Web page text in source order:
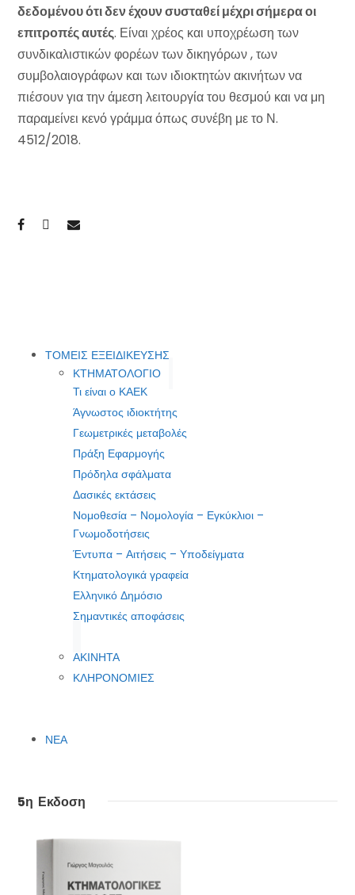
δεδομένου ότι δεν έχουν συσταθεί μέχρι σήμερα οι
επιτροπές αυτές. Είναι χρέος και υποχρέωση των
συνδικαλιστικών φορέων των δικηγόρων , των
συμβολαιογράφων και των ιδιοκτητών ακινήτων να
πιέσουν για την άμεση λειτουργία του θεσμού και να μη
παραμείνει κενό γράμμα όπως συνέβη με το Ν.
4512/2018.
ΤΟΜΕΙΣ ΕΞΕΙΔΙΚΕΥΣΗΣ
ΚΤΗΜΑΤΟΛΟΓΙΟ
Τι είναι ο ΚΑΕΚ
Άγνωστος ιδιοκτήτης
Γεωμετρικές μεταβολές
Πράξη Εφαρμογής
Πρόδηλα σφάλματα
Δασικές εκτάσεις
Νομοθεσία – Νομολογία – Εγκύκλιοι –
Γνωμοδοτήσεις
Έντυπα – Αιτήσεις – Υποδείγματα
Κτηματολογικά γραφεία
Ελληνικό Δημόσιο
Σημαντικές αποφάσεις
ΑΚΙΝΗΤΑ
ΚΛΗΡΟΝΟΜΙΕΣ
ΝΕΑ
5η Εκδοση